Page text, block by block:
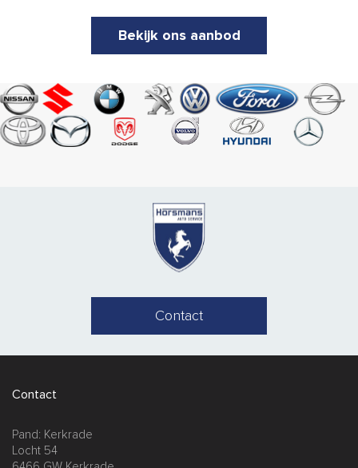
Bekijk ons aanbod
Contact
Contact
Pand: Kerkrade
Locht 54